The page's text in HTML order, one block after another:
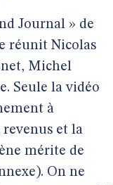
Journal » de
réunit Nicolas
Michel
Seule la vidéo
à
et la
mérite de
On ne